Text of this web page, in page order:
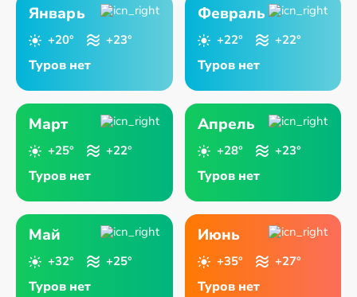
Январь
+20° +23°
Туров нет
Февраль
+22° +22°
Туров нет
Март
+25° +22°
Туров нет
Апрель
+28° +23°
Туров нет
Май
+32° +25°
Туров нет
Июнь
+35° +27°
Туров нет